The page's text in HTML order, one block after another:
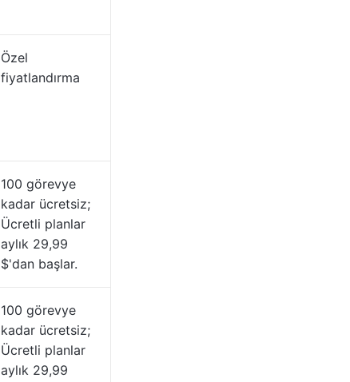
Özel
fiyatlandırma
100 görevye
kadar ücretsiz;
Ücretli planlar
aylık 29,99
$'dan başlar.
100 görevye
kadar ücretsiz;
Ücretli planlar
aylık 29,99